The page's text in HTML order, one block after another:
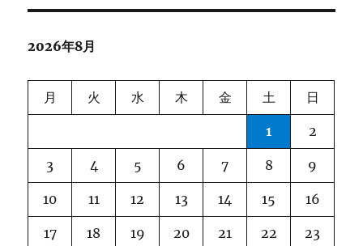
2026年8月
月 火 水 木 金 土 日
1 2
3 4 5 6 7 8 9
10 11 12 13 14 15 16
17 18 19 20 21 22 23